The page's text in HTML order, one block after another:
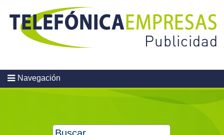
content
Navegación
Buscar: